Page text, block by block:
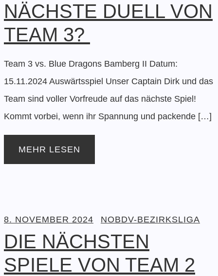
NÄCHSTE DUELL VON
TEAM 3?
Team 3 vs. Blue Dragons Bamberg II Datum:
15.11.2024 Auswärtsspiel Unser Captain Dirk und das
Team sind voller Vorfreude auf das nächste Spiel!
Kommt vorbei, wenn ihr Spannung und packende […]
MEHR LESEN
8. NOVEMBER 2024 NOBDV-BEZIRKSLIGA
DIE NÄCHSTEN
SPIELE VON TEAM 2